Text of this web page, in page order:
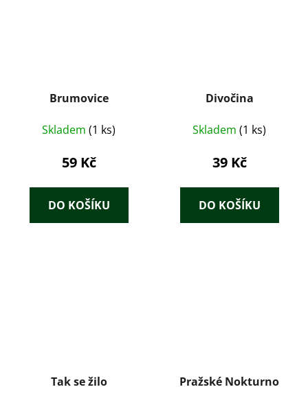
Brumovice
Skladem (1 ks)
59 Kč
DO KOŠÍKU
Divočina
Skladem (1 ks)
39 Kč
DO KOŠÍKU
Tak se žilo Pražské Nokturno